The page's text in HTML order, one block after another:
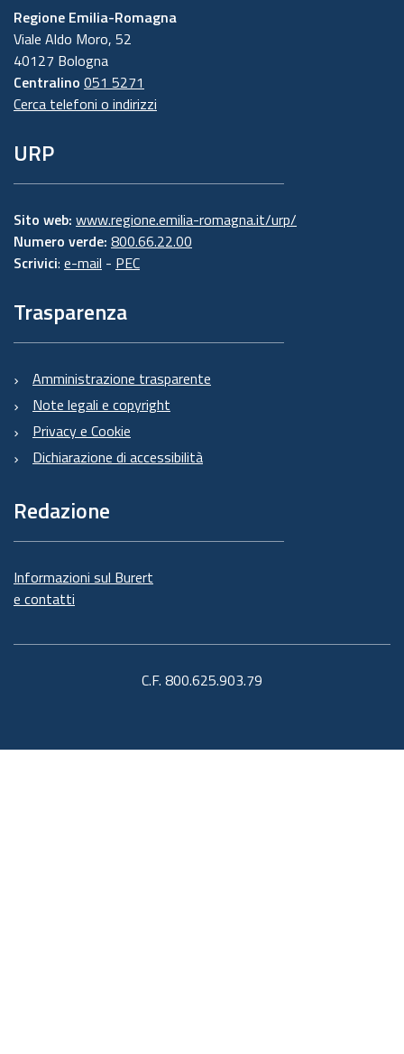
Regione Emilia-Romagna
Viale Aldo Moro, 52
40127 Bologna
Centralino 051 5271
Cerca telefoni o indirizzi
URP
Sito web: www.regione.emilia-romagna.it/urp/
Numero verde: 800.66.22.00
Scrivici: e-mail - PEC
Trasparenza
Amministrazione trasparente
Note legali e copyright
Privacy e Cookie
Dichiarazione di accessibilità
Redazione
Informazioni sul Burert
e contatti
C.F. 800.625.903.79